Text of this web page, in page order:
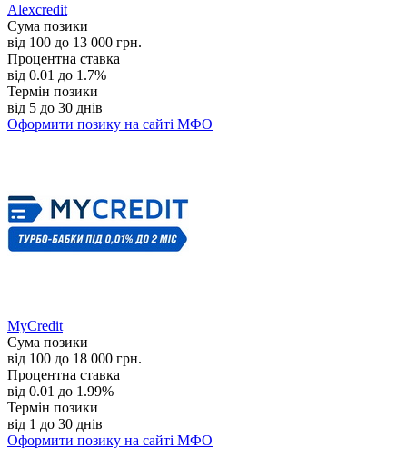
Alexcredit
Сума позики
від 100 до 13 000 грн.
Процентна ставка
від 0.01 до 1.7%
Термін позики
від 5 до 30 днів
Оформити позику на сайті МФО
MyCredit
Сума позики
від 100 до 18 000 грн.
Процентна ставка
від 0.01 до 1.99%
Термін позики
від 1 до 30 днів
Оформити позику на сайті МФО